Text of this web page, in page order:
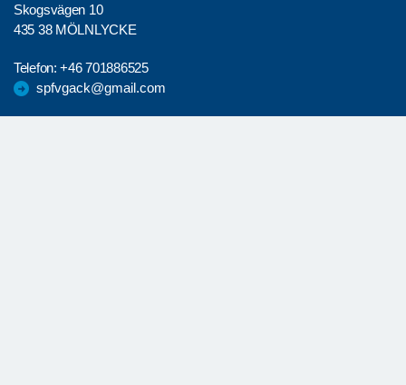
Skogsvägen 10
435 38 MÖLNLYCKE
Telefon:+46 701886525
spfvgack@gmail.com